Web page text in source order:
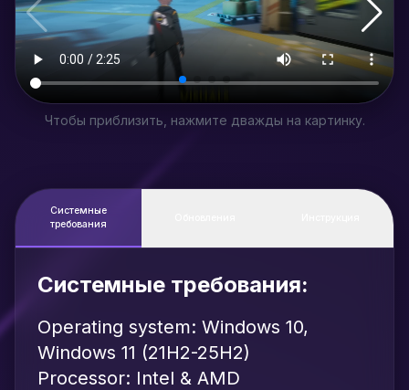
Чтобы приблизить, нажмите дважды на картинку.
Системные
требования
Системные требования:
Operating system: Windows 10,
Windows 11 (21H2-25H2)
Processor: Intel & AMD